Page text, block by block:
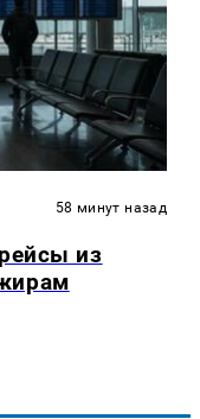
58 минут назад
из